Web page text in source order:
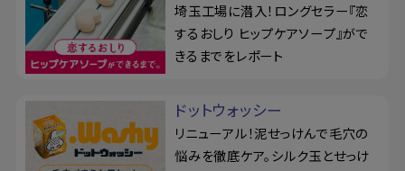
埼玉工場に潜入！ロングセラー『恋
するおしり ヒップケアソープ』がで
きるまでをレポート
ドットウォッシー
リニューアル！泥せっけんで毛穴の
悩みを徹底ケア。シルク玉とせっけ